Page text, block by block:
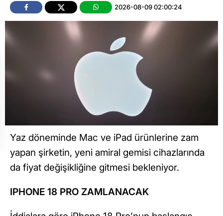
2026-08-09 02:00:24
Yaz döneminde Mac ve iPad ürünlerine zam
yapan şirketin, yeni amiral gemisi cihazlarında
da fiyat değişikliğine gitmesi bekleniyor.
IPHONE 18 PRO ZAMLANACAK